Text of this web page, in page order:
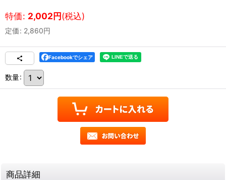
特価: 2,002円(税込)
定価: 2,860円
Facebookでシェア
数量:
商品詳細